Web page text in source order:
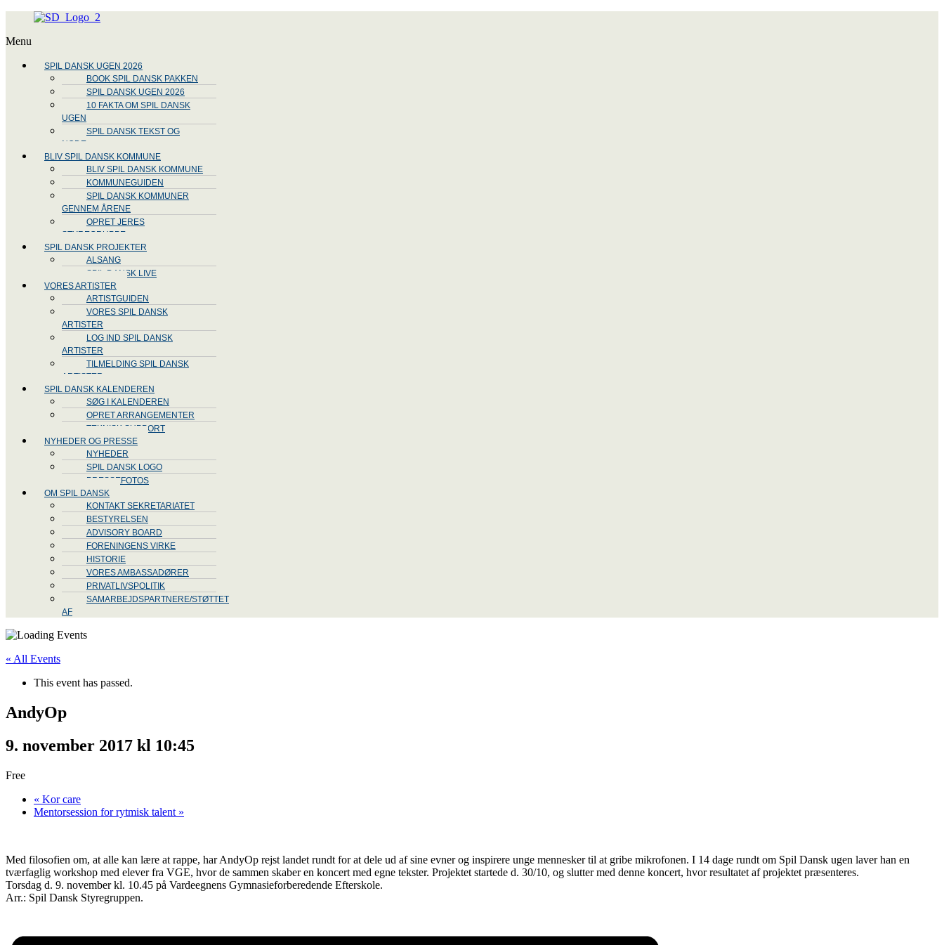
Menu
SPIL DANSK UGEN 2026
BOOK SPIL DANSK PAKKEN
SPIL DANSK UGEN 2026
10 FAKTA OM SPIL DANSK
UGEN
SPIL DANSK TEKST OG
NODE
BLIV SPIL DANSK KOMMUNE
BLIV SPIL DANSK KOMMUNE
KOMMUNEGUIDEN
SPIL DANSK KOMMUNER
GENNEM ÅRENE
OPRET JERES
STYREGRUPPE
SPIL DANSK PROJEKTER
ALSANG
SPIL DANSK LIVE
VORES ARTISTER
ARTISTGUIDEN
VORES SPIL DANSK
ARTISTER
LOG IND SPIL DANSK
ARTISTER
TILMELDING SPIL DANSK
ARTISTER
SPIL DANSK KALENDEREN
SØG I KALENDEREN
OPRET ARRANGEMENTER
TEKNISK SUPPORT
NYHEDER OG PRESSE
NYHEDER
SPIL DANSK LOGO
PRESSEFOTOS
OM SPIL DANSK
KONTAKT SEKRETARIATET
BESTYRELSEN
ADVISORY BOARD
FORENINGENS VIRKE
HISTORIE
VORES AMBASSADØRER
PRIVATLIVSPOLITIK
SAMARBEJDSPARTNERE/STØTTET
AF
« All Events
This event has passed.
AndyOp
9. november 2017 kl 10:45
Free
« Kor care
Mentorsession for rytmisk talent »
Med filosofien om, at alle kan lære at rappe, har AndyOp rejst landet rundt for at dele ud af sine evner og inspirere unge mennesker til at gribe mikrofonen. I 14 dage rundt om Spil Dansk ugen laver han en
tværfaglig workshop med elever fra VGE, hvor de sammen skaber en koncert med egne tekster. Projektet startede d. 30/10, og slutter med denne koncert, hvor resultatet af projektet præsenteres.
Torsdag d. 9. november kl. 10.45 på Vardeegnens Gymnasieforberedende Efterskole.
Arr.: Spil Dansk Styregruppen.